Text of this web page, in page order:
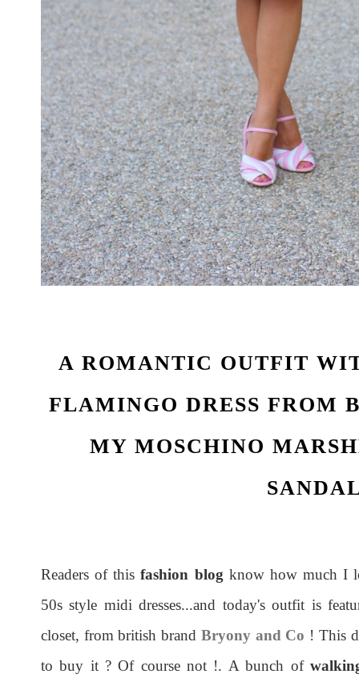
A ROMANTIC OUTFIT
FLAMINGO DRESS FROM
MY MOSCHINO
Readers of thisfashion blog know how much I
50s style midi dresses...and today's outfit is
closet, from british brand Bryony and Co ! This
to buy it ? Of course not !. A bunch of